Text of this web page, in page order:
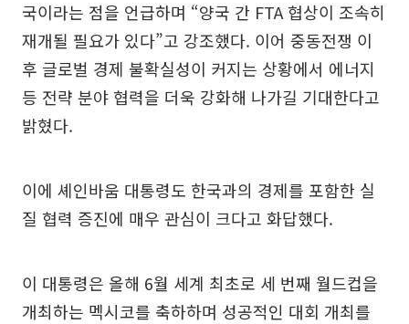
국이라는 점을 언급하며 “양국 간 FTA 협상이 조속히
재개될 필요가 있다”고 강조했다. 이어 중동전쟁 이
후 글로벌 경제 불확실성이 커지는 상황에서 에너지
등 전략 분야 협력을 더욱 강화해 나가길 기대한다고
밝혔다.
이에 셰인바움 대통령도 한국과의 경제를 포함한 실
질 협력 증진에 매우 관심이 크다고 화답했다.
이 대통령은 올해 6월 세계 최초로 세 번째 월드컵을
개최하는 멕시코를 축하하며 성공적인 대회 개최를